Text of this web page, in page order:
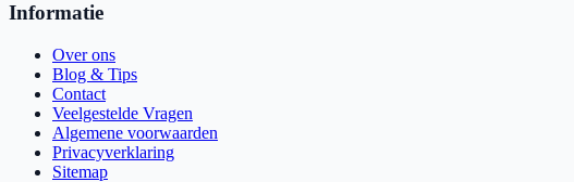
Informatie
Over ons
Blog & Tips
Contact
Veelgestelde Vragen
Algemene voorwaarden
Privacyverklaring
Sitemap